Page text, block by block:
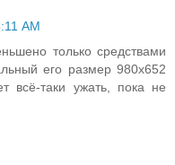
AM
только средствами
его размер 980x652
всё-таки ужать, пока не